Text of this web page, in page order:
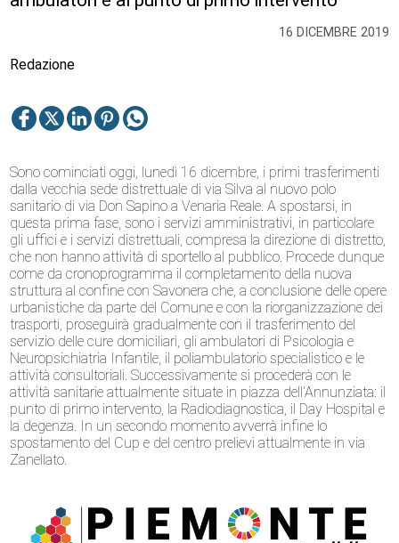
16 DICEMBRE 2019
Redazione
Sono cominciati oggi, lunedì 16 dicembre, i primi trasferimenti
dalla vecchia sede distrettuale di via Silva al nuovo polo
sanitario di via Don Sapino a Venaria Reale. A spostarsi, in
questa prima fase, sono i servizi amministrativi, in particolare
gli uffici e i servizi distrettuali, compresa la direzione di distretto,
che non hanno attività di sportello al pubblico. Procede dunque
come da cronoprogramma il completamento della nuova
struttura al confine con Savonera che, a conclusione delle opere
urbanistiche da parte del Comune e con la riorganizzazione dei
trasporti, proseguirà gradualmente con il trasferimento del
servizio delle cure domiciliari, gli ambulatori di Psicologia e
Neuropsichiatria Infantile, il poliambulatorio specialistico e le
attività consultoriali. Successivamente si procederà con le
attività sanitarie attualmente situate in piazza dell’Annunziata: il
punto di primo intervento, la Radiodiagnostica, il Day Hospital e
la degenza. In un secondo momento avverrà infine lo
spostamento del Cup e del centro prelievi attualmente in via
Zanellato.